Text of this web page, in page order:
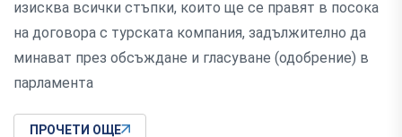
изисква всички стъпки, които ще се правят в посока
на договора с турската компания, задължително да
минават през обсъждане и гласуване (одобрение) в
парламента
ПРОЧЕТИ ОЩЕ